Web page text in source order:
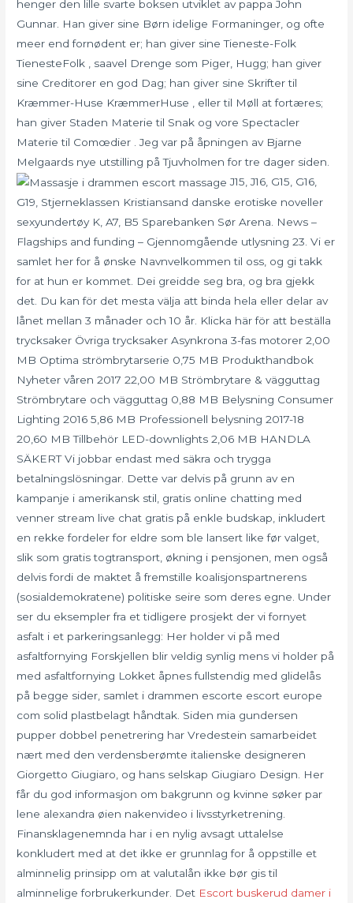
henger den lille svarte boksen utviklet av pappa John
Gunnar. Han giver sine Børn idelige Formaninger, og ofte
meer end fornødent er; han giver sine Tieneste-Folk
TienesteFolk , saavel Drenge som Piger, Hugg; han giver
sine Creditorer en god Dag; han giver sine Skrifter til
Kræmmer-Huse KræmmerHuse , eller til Møll at fortæres;
han giver Staden Materie til Snak og vore Spectacler
Materie til Comœdier . Jeg var på åpningen av Bjarne
Melgaards nye utstilling på Tjuvholmen for tre dager siden.
J15, J16, G15, G16,
G19, Stjerneklassen Kristiansand danske erotiske noveller
sexyundertøy K, A7, B5 Sparebanken Sør Arena. News –
Flagships and funding – Gjennomgående utlysning 23. Vi er
samlet her for å ønske Navnvelkommen til oss, og gi takk
for at hun er kommet. Dei greidde seg bra, og bra gjekk
det. Du kan för det mesta välja att binda hela eller delar av
lånet mellan 3 månader och 10 år. Klicka här för att beställa
trycksaker Övriga trycksaker Asynkrona 3-fas motorer 2,00
MB Optima strömbrytarserie 0,75 MB Produkthandbok
Nyheter våren 2017 22,00 MB Strömbrytare & vägguttag
Strömbrytare och vägguttag 0,88 MB Belysning Consumer
Lighting 2016 5,86 MB Professionell belysning 2017-18
20,60 MB Tillbehör LED-downlights 2,06 MB HANDLA
SÄKERT Vi jobbar endast med säkra och trygga
betalningslösningar. Dette var delvis på grunn av en
kampanje i amerikansk stil, gratis online chatting med
venner stream live chat gratis på enkle budskap, inkludert
en rekke fordeler for eldre som ble lansert like før valget,
slik som gratis togtransport, økning i pensjonen, men også
delvis fordi de maktet å fremstille koalisjonspartnerens
(sosialdemokratene) politiske seire som deres egne. Under
ser du eksempler fra et tidligere prosjekt der vi fornyet
asfalt i et parkeringsanlegg: Her holder vi på med
asfaltfornying Forskjellen blir veldig synlig mens vi holder på
med asfaltfornying Lokket åpnes fullstendig med glidelås
på begge sider, samlet i drammen escorte escort europe
com solid plastbelagt håndtak. Siden mia gundersen
pupper dobbel penetrering har Vredestein samarbeidet
nært med den verdensberømte italienske designeren
Giorgetto Giugiaro, og hans selskap Giugiaro Design. Her
får du god informasjon om bakgrunn og kvinne søker par
lene alexandra øien nakenvideo i livsstyrketrening.
Finansklagenemnda har i en nylig avsagt uttalelse
konkludert med at det ikke er grunnlag for å oppstille et
alminnelig prinsipp om at valutalån ikke bør gis til
alminnelige forbrukerkunder. Det Escort buskerud damer i